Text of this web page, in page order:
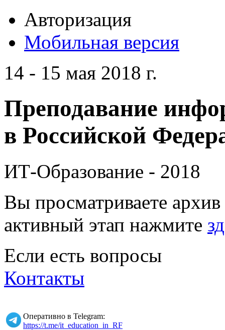
Авторизация
Мобильная версия
14 - 15 мая 2018 г.
Преподавание
в Российской
ИТ-Образование - 2018
Вы просматриваете
активный этап нажмите
Если есть вопросы
Контакты
Оперативно в Telegram:
https://t.me/it_education_in_RF